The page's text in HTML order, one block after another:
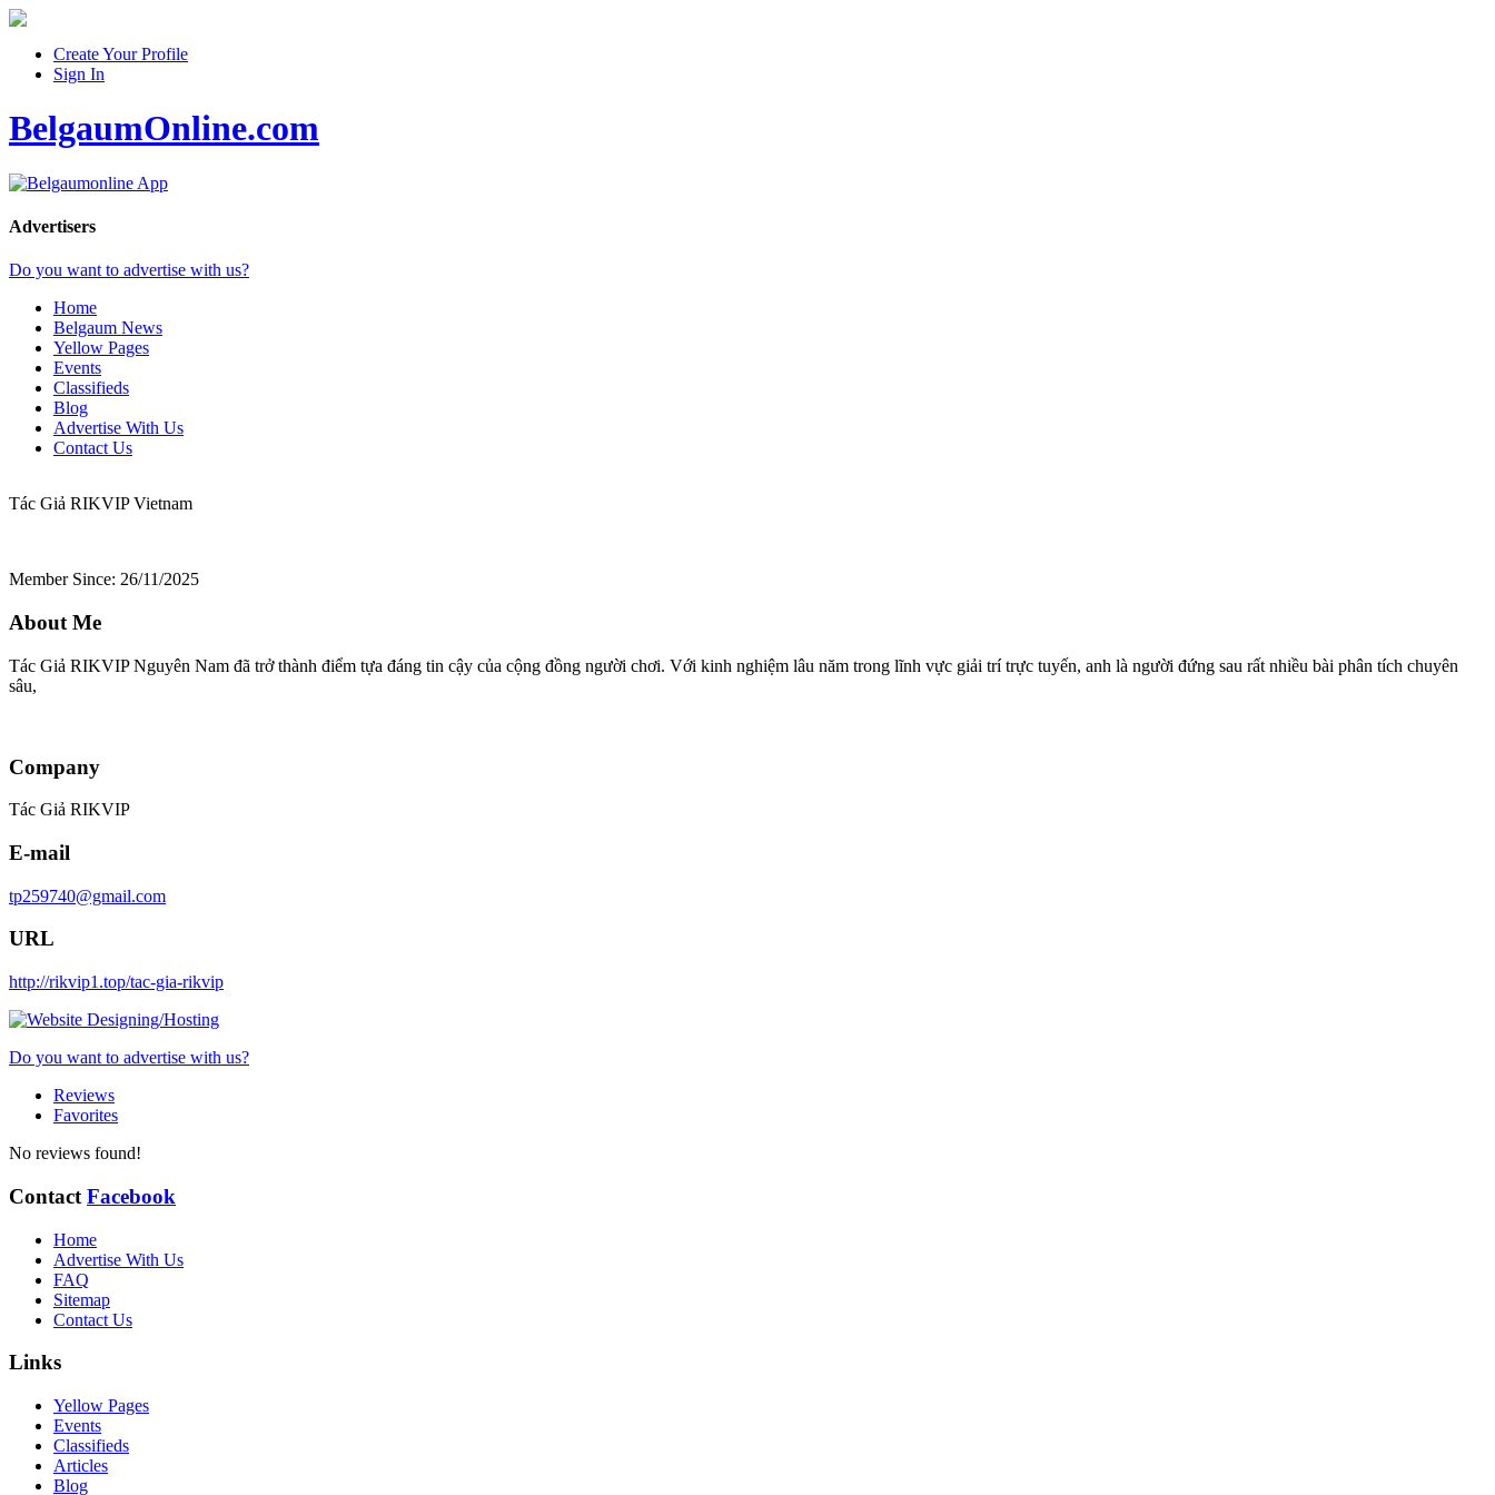
Create Your Profile
Sign In
BelgaumOnline.com
Advertisers
Do you want to advertise with us?
Home
Belgaum News
Yellow Pages
Events
Classifieds
Blog
Advertise With Us
Contact Us
Tác Giả RIKVIPVietnam
Member Since: 26/11/2025
About Me
Tác Giả RIKVIP Nguyên Nam đã trở thành điểm tựa đáng tin cậy của cộng đồng người chơi. Với kinh nghiệm lâu năm trong lĩnh vực giải trí trực tuyến, anh là người đứng sau rất nhiều bài phân tích chuyên
sâu,
Company
Tác Giả RIKVIP
E-mail
tp259740@gmail.com
URL
http://rikvip1.top/tac-gia-rikvip
Do you want to advertise with us?
Reviews
Favorites
No reviews found!
Contact Facebook
Home
Advertise With Us
FAQ
Sitemap
Contact Us
Links
Yellow Pages
Events
Classifieds
Articles
Blog